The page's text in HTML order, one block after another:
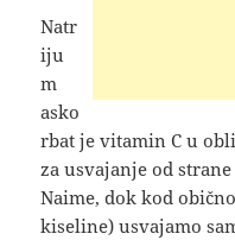
Natr
iju
m
asko
rbat je vitamin C u
za usvajanje od
Naime, dok kod
kiseline) usvajamo